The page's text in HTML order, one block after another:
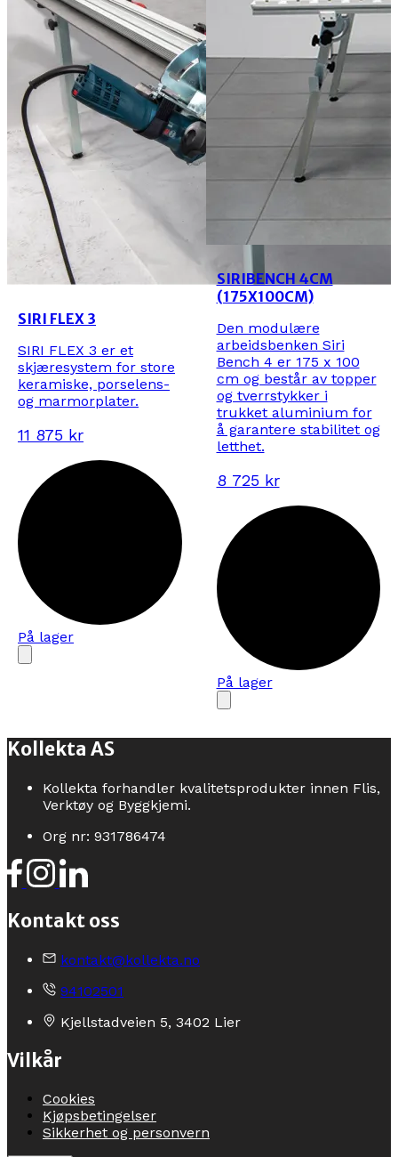
SIRI FLEX 3
SIRI FLEX 3 er et
skjæresystem for store
keramiske, porselens-
og marmorplater.
11 875 kr
På lager
SIRIBENCH 4CM
(175X100CM)
Den modulære
arbeidsbenken Siri
Bench 4 er 175 x 100
cm og består av topper
og tverrstykker i
trukket aluminium for
å garantere stabilitet og
letthet.
8 725 kr
På lager
Kollekta AS
Kollekta forhandler kvalitetsprodukter innen Flis,
Verktøy og Byggkjemi.
Org nr: 931786474
Kontakt oss
kontakt@kollekta.no
94102501
Kjellstadveien 5, 3402 Lier
Vilkår
Cookies
Kjøpsbetingelser
Sikkerhet og personvern